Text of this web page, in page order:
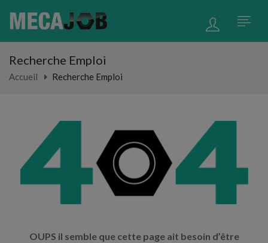
Recherche Emploi
Accueil Recherche Emploi
OUPS il semble que cette page ait besoin d’être